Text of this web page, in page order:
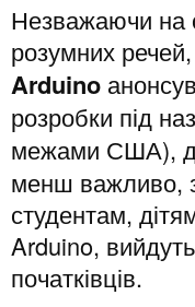
Незважаючи на
розумних
Arduino
розробки під
межами США),
менш важливо,
студентам,
Arduino,
початківців.